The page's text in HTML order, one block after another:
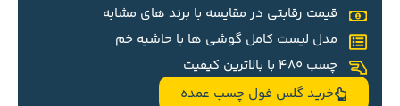
قیمت رقابتی در مقایسه با برند های مشابه
مدل لیست کامل گوشی ها با حاشیه خم
چسب 480 با بالاترین کیفیت
خرید گلس فول چسب عمده